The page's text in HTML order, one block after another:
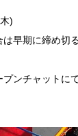
)
早期に締め切
ンチャットに